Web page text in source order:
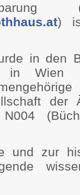
)
in den
in Wien
N004
und zur